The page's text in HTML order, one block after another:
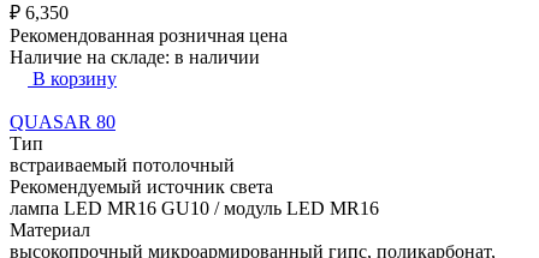
₽ 6,350
Рекомендованная розничная цена
Наличие на складе: в наличии
В корзину
QUASAR 80
Тип
встраиваемый потолочный
Рекомендуемый источник света
лампа LED MR16 GU10 / модуль LED MR16
Материал
высокопрочный микроармированный гипс, поликарбонат,